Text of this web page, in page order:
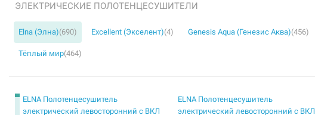
ЭЛЕКТРИЧЕСКИЕ ПОЛОТЕНЦЕСУШИТЕЛИ
Elna (Элна)(690) Excellent (Экселент)(4) Genesis Aqua (Генезис Аква)(456)
Тёплый мир(464)
ELNA Полотенцесушитель
электрический левосторонний с ВКЛ
ELNA Полотенцесушитель
электрический левосторонний с ВКЛ